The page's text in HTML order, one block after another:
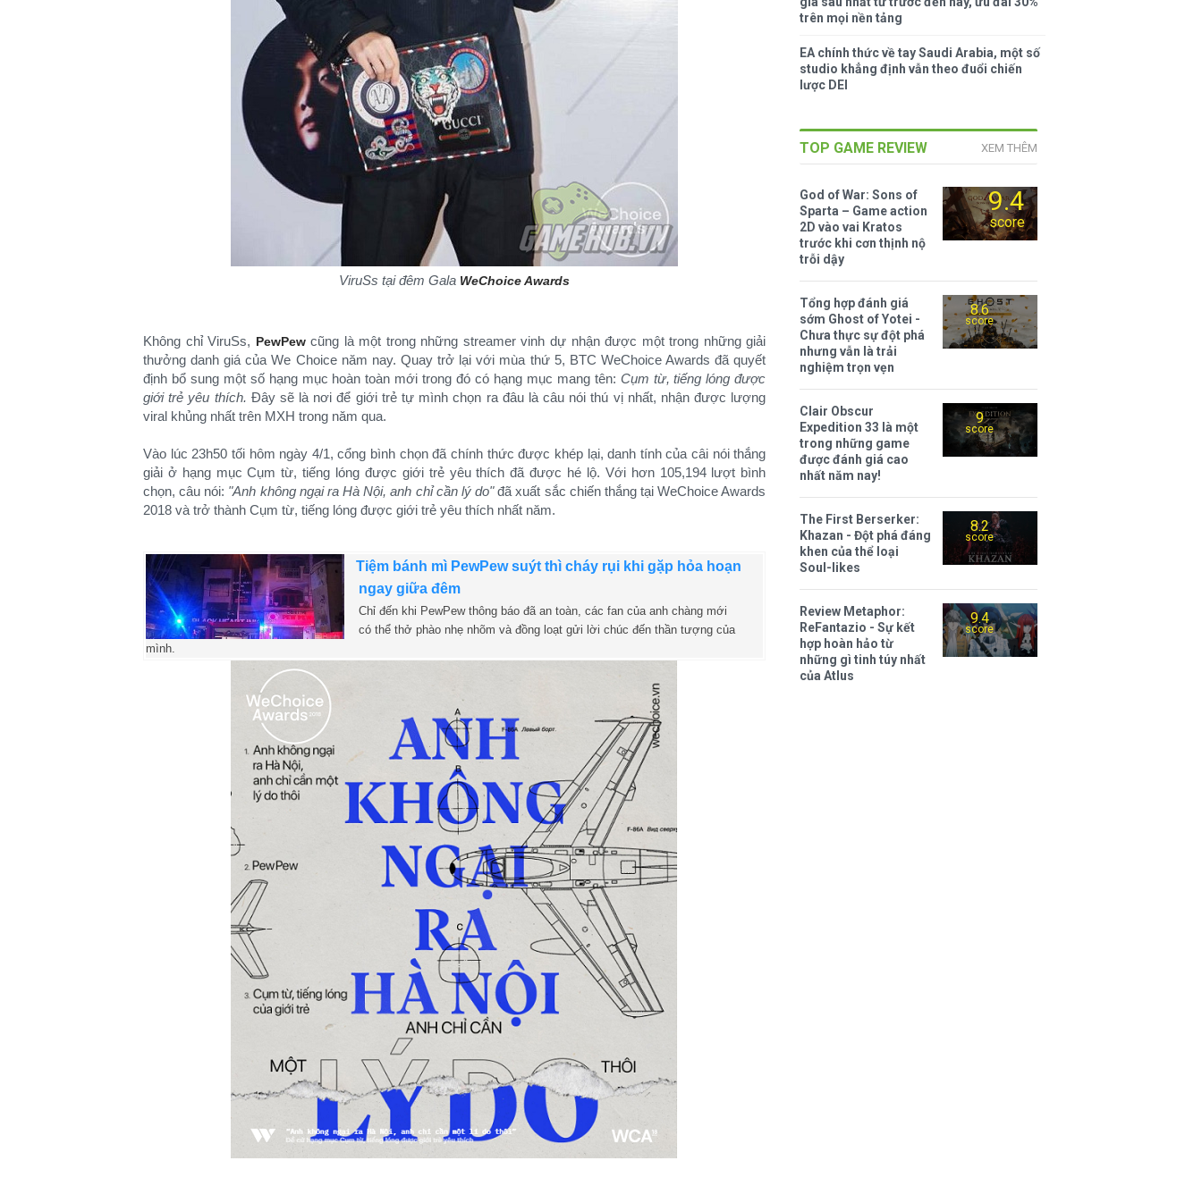
ViruSs tại đêm Gala WeChoice Awards
Không chỉ ViruSs, PewPewcũng là một trong những streamer vinh dự nhận được một trong những giải
thưởng danh giá của We Choice năm nay. Quay trở lại với mùa thứ 5, BTC WeChoice Awards đã quyết
định bổ sung một số hạng mục hoàn toàn mới trong đó có hạng mục mang tên: Cụm từ, tiếng lóng được
giới trẻ yêu thích. Đây sẽ là nơi để giới trẻ tự mình chọn ra đâu là câu nói thú vị nhất, nhận được lượng
viral khủng nhất trên MXH trong năm qua.
Vào lúc 23h50 tối hôm ngày 4/1, cổng bình chọn đã chính thức được khép lại, danh tính của câi nói thắng
giải ở hạng mục Cụm từ, tiếng lóng được giới trẻ yêu thích đã được hé lộ. Với hơn 105,194 lượt bình
chọn, câu nói: "Anh không ngại ra Hà Nội, anh chỉ cần lý do"đã xuất sắc chiến thắng tại WeChoice Awards
2018 và trở thành Cụm từ, tiếng lóng được giới trẻ yêu thích nhất năm.
Tiệm bánh mì PewPew suýt thì cháy rụi khi gặp hỏa hoạn
ngay giữa đêm
Chỉ đến khi PewPew thông báo đã an toàn, các fan của anh chàng mới
có thể thở phào nhẹ nhõm và đồng loạt gửi lời chúc đến thần tượng của
mình.
trên mọi nền tảng
EA chính thức về tay Saudi Arabia, một số
studio khẳng định vẫn theo đuổi chiến
lược DEI
TOP GAME REVIEW XEM THÊM
9.4
score
God of War: Sons of
Sparta – Game action
2D vào vai Kratos
trước khi cơn thịnh nộ
trỗi dậy
8.6
score
Tổng hợp đánh giá
sớm Ghost of Yotei -
Chưa thực sự đột phá
nhưng vẫn là trải
nghiệm trọn vẹn
9
score
Clair Obscur
Expedition 33 là một
trong những game
được đánh giá cao
nhất năm nay!
8.2
score
The First Berserker:
Khazan - Đột phá đáng
khen của thể loại
Soul-likes
9.4
score
Review Metaphor:
ReFantazio - Sự kết
hợp hoàn hảo từ
những gì tinh túy nhất
của Atlus